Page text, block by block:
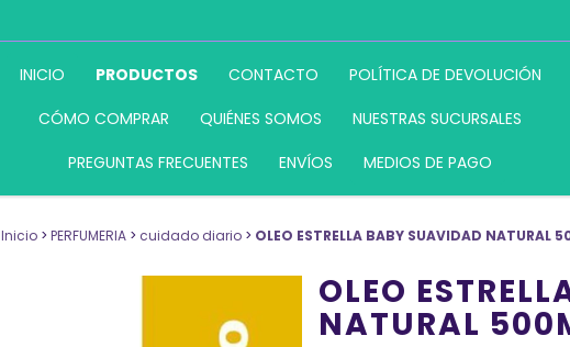
INICIO PRODUCTOS CONTACTO
POLÍTICA DE DEVOLUCIÓN
CÓMO COMPRAR
QUIÉNES SOMOS
NUESTRAS SUCURSALES
PREGUNTAS FRECUENTES
ENVÍOS MEDIOS DE PAGO
Inicio > PERFUMERIA > cuidado diario > OLEO ESTRELLA BABY SUAVIDAD NATURAL
OLEO
NATURAL